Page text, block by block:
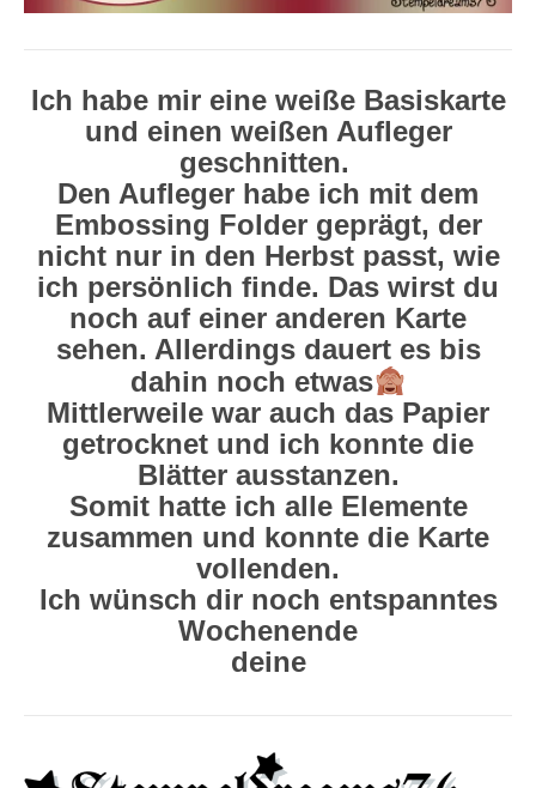
Ich habe mir eine weiße Basiskarte
und einen weißen Aufleger
geschnitten.
Den Aufleger habe ich mit dem
Embossing Folder geprägt, der
nicht nur in den Herbst passt, wie
ich persönlich finde. Das wirst du
noch auf einer anderen Karte
sehen. Allerdings dauert es bis
dahin noch etwas
Mittlerweile war auch das Papier
getrocknet und ich konnte die
Blätter ausstanzen.
Somit hatte ich alle Elemente
zusammen und konnte die Karte
vollenden.
Ich wünsch dir noch entspanntes
Wochenende
deine